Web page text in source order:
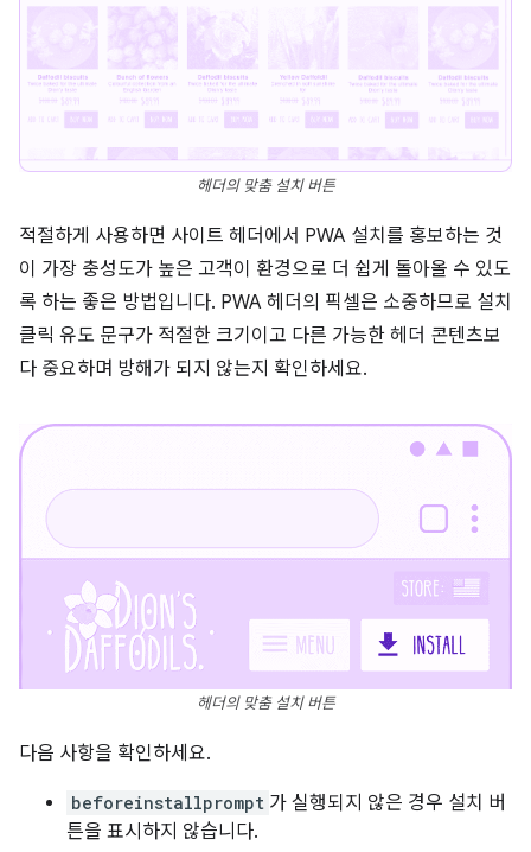
헤더의 맞춤 설치 버튼
적절하게 사용하면 사이트 헤더에서 PWA 설치를 홍보하는 것
이 가장 충성도가 높은 고객이 환경으로 더 쉽게 돌아올 수 있도
록 하는 좋은 방법입니다. PWA 헤더의 픽셀은 소중하므로 설치
클릭 유도 문구가 적절한 크기이고 다른 가능한 헤더 콘텐츠보
다 중요하며 방해가 되지 않는지 확인하세요.
헤더의 맞춤 설치 버튼
다음 사항을 확인하세요.
beforeinstallprompt 가 실행되지 않은 경우 설치 버
튼을 표시하지 않습니다.